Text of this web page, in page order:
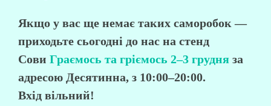
Якщо у вас ще немає таких саморобок —
приходьте сьогодні до нас на стенд
Сови Граємось та гріємось 2–3 грудня за
адресою Десятинна, з 10:00–20:00.
Вхід вільний!